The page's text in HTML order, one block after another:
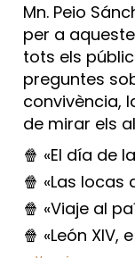
Mn. Peio
per a
tots els
preguntes
convivència,
de mirar els
🍿 «El día de
🍿 «Las locas
🍿 «Viaje al
🍿 «León XIV, e